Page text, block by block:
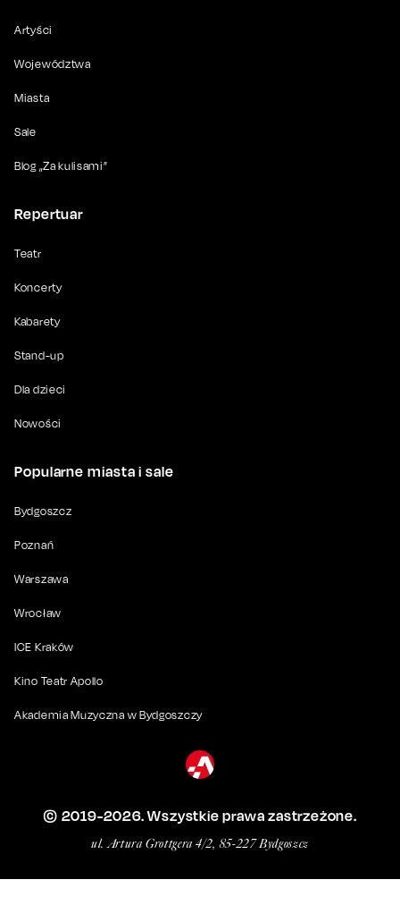
Artyści
Województwa
Miasta
Sale
Blog „Za kulisami”
Repertuar
Teatr
Koncerty
Kabarety
Stand-up
Dla dzieci
Nowości
Popularne miasta i sale
Bydgoszcz
Poznań
Warszawa
Wrocław
ICE Kraków
Kino Teatr Apollo
Akademia Muzyczna w Bydgoszczy
© 2019-2026. Wszystkie prawa zastrzeżone.
ul. Artura Grottgera 4/2, 85-227 Bydgoszcz